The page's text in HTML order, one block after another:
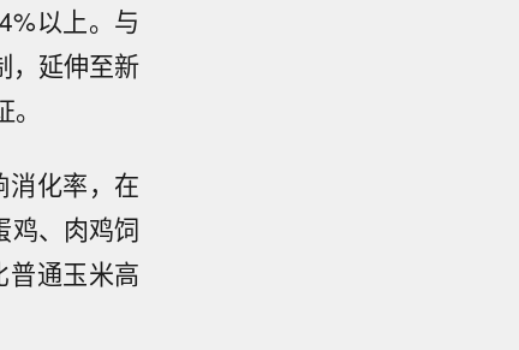
以上。与
，延伸至新
化率，在
鸡、肉鸡饲
通玉米高